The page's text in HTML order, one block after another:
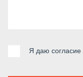
Я даю согласие